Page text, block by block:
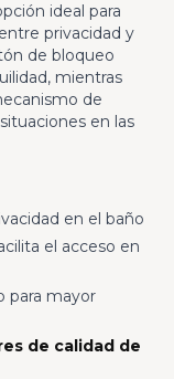
ideal para
privacidad y
de bloqueo
mientras
de
en las
en el baño
el acceso en
para mayor
de calidad de